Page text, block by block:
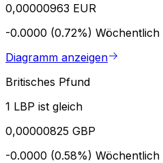
0,00000963 EUR
-0.0000 (0.72%) Wöchentlich
Diagramm anzeigen
Britisches Pfund
1 LBP ist gleich
0,00000825 GBP
-0.0000 (0.58%) Wöchentlich